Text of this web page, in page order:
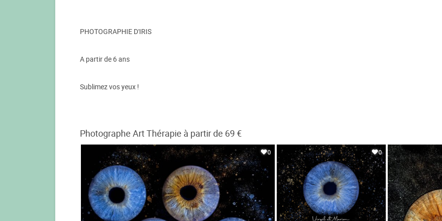
PHOTOGRAPHIE D'IRIS
A partir de 6 ans
Sublimez vos yeux !
Photographe Art Thérapie à partir de 69 €
0 0